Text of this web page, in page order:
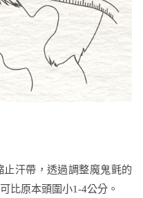
汗帶，透過調整魔鬼氈的
比原本頭圍小1-4公分。